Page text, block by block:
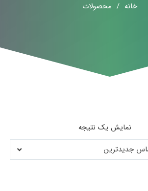
خانه / محصولات
نمایش یک نتیجه
جدیدترین